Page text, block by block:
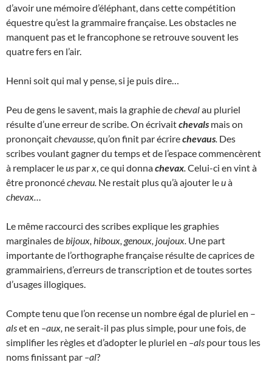
d’avoir une mémoire d’éléphant, dans cette compétition
équestre qu’est la grammaire française. Les obstacles ne
manquent pas et le francophone se retrouve souvent les
quatre fers en l’air.
Henni soit qui mal y pense, si je puis dire…
Peu de gens le savent, mais la graphie dechevalau pluriel
résulte d’une erreur de scribe. On écrivaitchevals mais on
prononçaitchevausse, qu’on finit par écrirechevaus. Des
scribes voulant gagner du temps et de l’espace commencèrent
à remplacer leus parx, ce qui donnachevax.Celui-ci en vint à
être prononcéchevau. Ne restait plus qu’à ajouter leuà
chevax…
Le même raccourci des scribes explique les graphies
marginales debijoux, hiboux, genoux, joujoux. Une part
importante de l’orthographe française résulte de caprices de
grammairiens, d’erreurs de transcription et de toutes sortes
d’usages illogiques.
Compte tenu que l’on recense un nombre égal de pluriel en –
alset en –aux, ne serait-il pas plus simple, pour une fois, de
simplifier les règles et d’adopter le pluriel en –als pour tous les
noms finissant par –al?